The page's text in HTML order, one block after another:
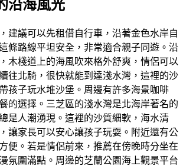
沿海風光
建議可以先租借自行車，沿著金色水岸自
條路線平坦安全，非常適合親子同遊。沿
木棧道上的海風吹來格外舒爽，情侶可以
往北騎，很快就能到達淺水灣，這裡的沙
孩子玩水堆沙堡。周邊有許多海景咖啡
的選擇。三芝區的淺水灣是北海岸著名的
是人潮湧現。這裡的沙質細軟，海水清
讓家長可以安心讓孩子玩耍。附近還有公
便。若是情侶前來，推薦在傍晚時分坐在
氛圍滿點。周邊的芝蘭公園海上觀景平台